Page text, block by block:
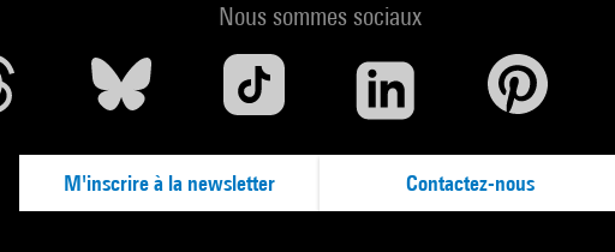
Nous sommes sociaux
M'inscrire à la newsletter Contactez-nous